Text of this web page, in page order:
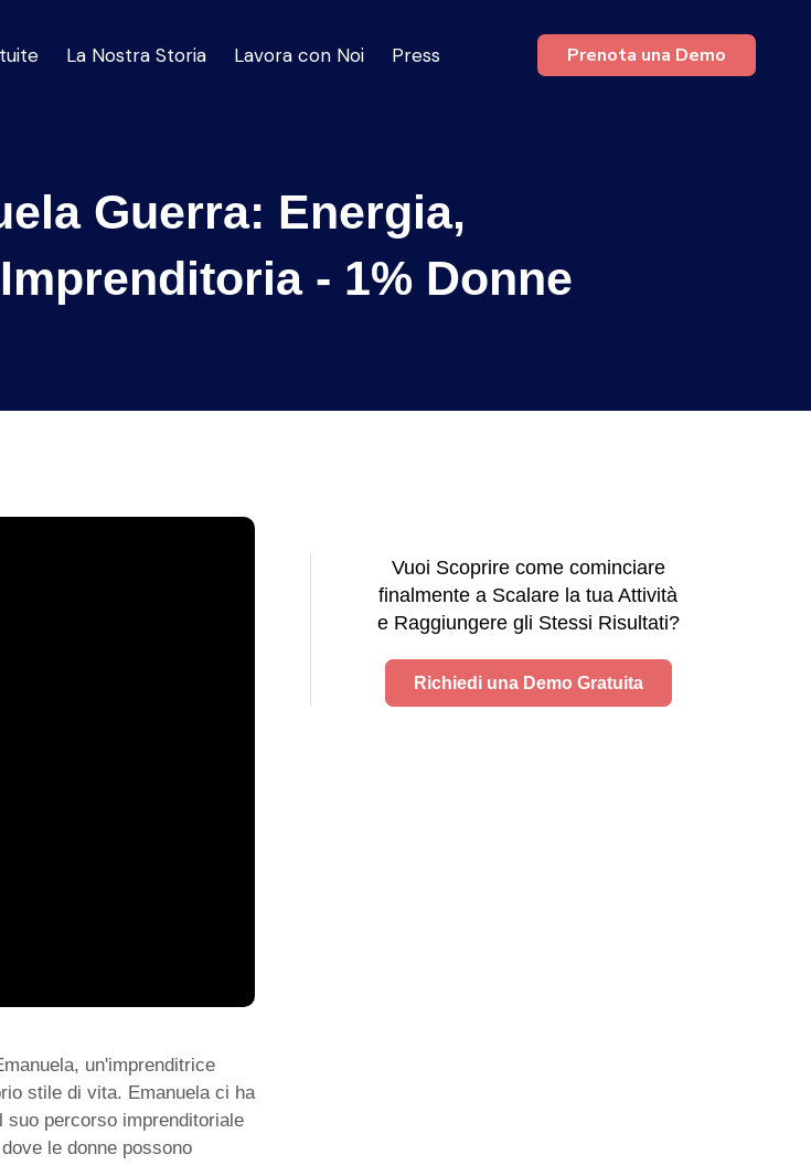
La Nostra Storia Lavora con Noi Press Prenota una Demo
Guerra: Energia,
- 1% Donne
un'imprenditrice
stile di vita. Emanuela ci ha
suo percorso imprenditoriale
le donne possono
Vuoi Scoprire come cominciare
finalmente a Scalare la tua Attività
e Raggiungere gli Stessi Risultati?
Richiedi una Demo Gratuita